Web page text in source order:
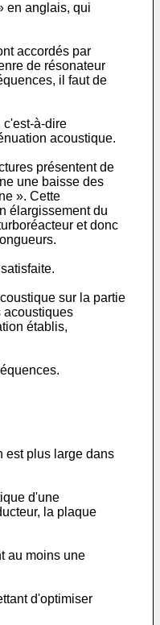
en anglais, qui
accordés par
de résonateur
il faut de
c'est-à-dire
acoustique.
présentent de
une baisse des
». Cette
élargissement du
et donc
sur la partie
acoustiques
établis,
est plus large dans
d'une
la plaque
au moins une
d'optimiser